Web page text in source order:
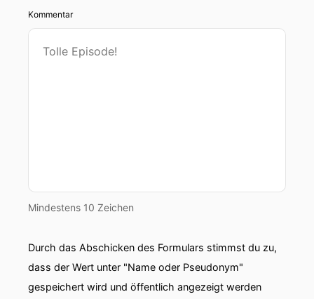
Kommentar
Mindestens 10 Zeichen
Durch das Abschicken des Formulars stimmst du zu,
dass der Wert unter "Name oder Pseudonym"
gespeichert wird und öffentlich angezeigt werden